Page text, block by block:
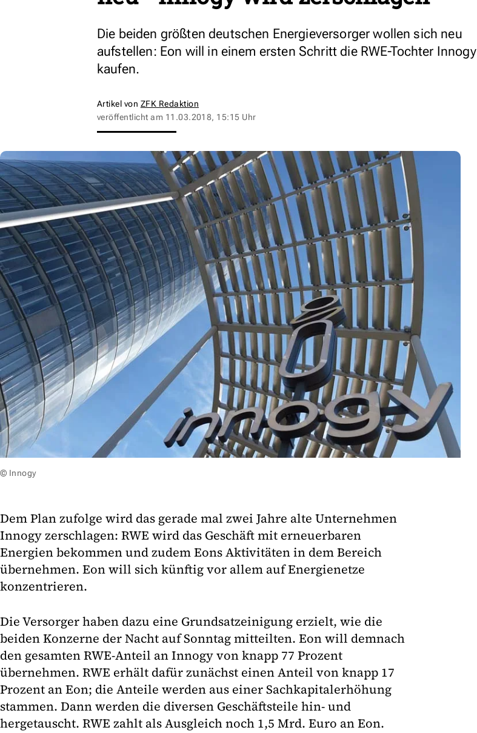
Die beiden größten deutschen Energieversorger wollen sich neu
aufstellen: Eon will in einem ersten Schritt die RWE-Tochter Innogy
kaufen.
Artikel von ZFK Redaktion
veröffentlicht am 11.03.2018, 15:15 Uhr
© Innogy
Dem Plan zufolge wird das gerade mal zwei Jahre alte Unternehmen
Innogy zerschlagen: RWE wird das Geschäft mit erneuerbaren
Energien bekommen und zudem Eons Aktivitäten in dem Bereich
übernehmen. Eon will sich künftig vor allem auf Energienetze
konzentrieren.
Die Versorger haben dazu eine Grundsatzeinigung erzielt, wie die
beiden Konzerne der Nacht auf Sonntag mitteilten. Eon will demnach
den gesamten RWE-Anteil an Innogy von knapp 77 Prozent
übernehmen. RWE erhält dafür zunächst einen Anteil von knapp 17
Prozent an Eon; die Anteile werden aus einer Sachkapitalerhöhung
stammen. Dann werden die diversen Geschäftsteile hin- und
hergetauscht. RWE zahlt als Ausgleich noch 1,5 Mrd. Euro an Eon.